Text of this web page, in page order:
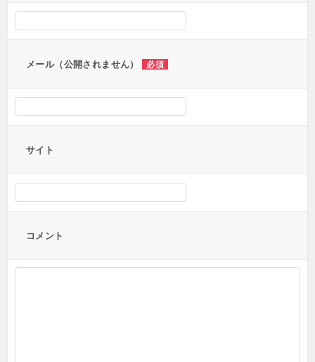
メール（公開されません） 必須
サイト
コメント